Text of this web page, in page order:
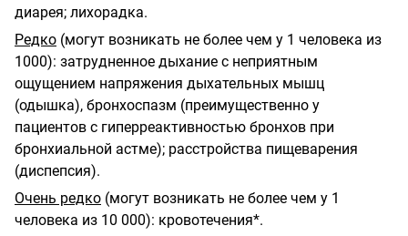
диарея; лихорадка.
Редко (могут возникать не более чем у 1 человека из
1000): затрудненное дыхание с неприятным
ощущением напряжения дыхательных мышц
(одышка), бронхоспазм (преимущественно у
пациентов с гиперреактивностью бронхов при
бронхиальной астме); расстройства пищеварения
(диспепсия).
Очень редко (могут возникать не более чем у 1
человека из 10 000): кровотечения*.